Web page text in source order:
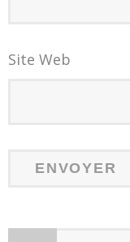
Site Web